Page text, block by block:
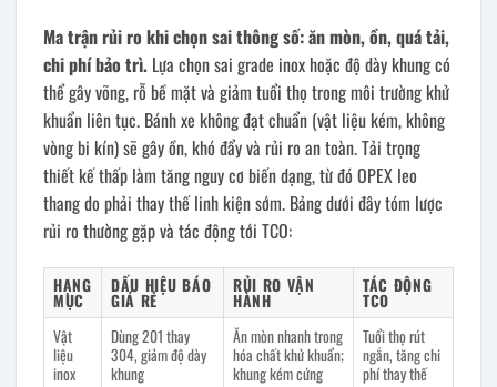
Ma trận rủi ro khi chọn sai thông số: ăn mòn, ồn, quá tải,
chi phí bảo trì. Lựa chọn sai grade inox hoặc độ dày khung có
thể gây võng, rỗ bề mặt và giảm tuổi thọ trong môi trường khử
khuẩn liên tục. Bánh xe không đạt chuẩn (vật liệu kém, không
vòng bi kín) sẽ gây ồn, khó đẩy và rủi ro an toàn. Tải trọng
thiết kế thấp làm tăng nguy cơ biến dạng, từ đó OPEX leo
thang do phải thay thế linh kiện sớm. Bảng dưới đây tóm lược
rủi ro thường gặp và tác động tới TCO:
HẠNG
MỤC
DẤU HIỆU BÁO
GIÁ RẺ
RỦI RO VẬN
HÀNH
TÁC ĐỘNG
TCO
Vật
liệu
inox
Dùng 201 thay
304, giảm độ dày
khung
Ăn mòn nhanh trong
hóa chất khử khuẩn;
khung kém cứng
Tuổi thọ rút
ngắn, tăng chi
phí thay thế